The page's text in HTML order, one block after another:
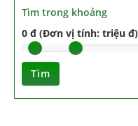
Tìm trong khoảng
0 đ (Đơn vị tính: triệu đ)
Tìm